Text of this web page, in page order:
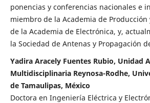
ponencias y conferencias nacionales e
miembro de la Academia de Producción
de la Academia de Electrónica, y,
la Sociedad de Antenas y Propagación
Yadira Aracely Fuentes Rubio, Unidad
Multidisciplinaria Reynosa-Rodhe,
de Tamaulipas, México
Doctora en Ingeniería Eléctrica y